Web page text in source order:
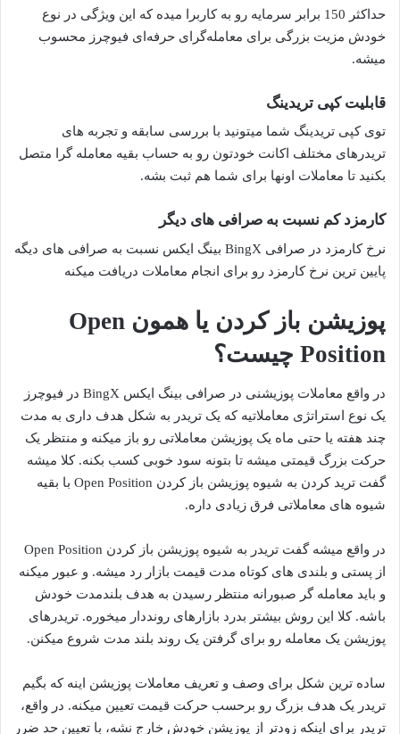
حداکثر 150 برابر سرمایه رو به کاربرا میده که این ویژگی در نوع
خودش مزیت بزرگی برای معامله‌گرای حرفه‌ای فیوچرز محسوب
میشه.
قابلیت کپی تریدینگ
توی کپی تریدینگ شما میتونید با بررسی سابقه و تجربه های
تریدرهای مختلف اکانت خودتون رو به حساب بقیه معامله‌ گرا متصل
بکنید تا معاملات اونها برای شما هم ثبت بشه.
کارمزد کم نسبت به صرافی های دیگر
نرخ کارمزد در صرافی BingX بینگ ایکس نسبت به صرافی های دیگه
پایین‌ ترین نرخ کارمزد رو برای انجام معاملات دریافت میکنه
پوزیشن باز کردن یا همون Open
Position چیست؟
در واقع معاملات پوزیشنی در صرافی بینگ ایکس BingX در فیوچرز
یک نوع استراتژی معاملاتیه که یک تریدر به شکل هدف داری به مدت
چند هفته یا حتی ماه یک پوزیشن معاملاتی رو باز میکنه و منتظر یک
حرکت بزرگ قیمتی میشه تا بتونه سود خوبی کسب بکنه. کلا میشه
گفت ترید کردن به شیوه پوزیشن باز کردن Open Position با بقیه
شیوه های معاملاتی فرق زیادی داره.
در واقع میشه گفت تریدر به شیوه پوزیشن باز کردن Open Position
از پستی و بلندی های کوتاه مدت قیمت بازار رد میشه. و عبور میکنه
و باید معامله گر صبورانه منتظر رسیدن به هدف بلندمدت خودش
باشه. کلا این روش بیشتر بدرد بازارهای رونددار میخوره. تریدرهای
پوزیشن یک معامله رو برای گرفتن یک روند بلند مدت شروع میکنن.
ساده‌ ترین شکل برای وصف و تعریف معاملات پوزیشن اینه که بگیم
تریدر یک هدف بزرگ رو برحسب حرکت قیمت تعیین میکنه. در واقع،
تریدر برای اینکه زودتر از پوزیشن خودش خارج نشه، با تعیین حد ضرر